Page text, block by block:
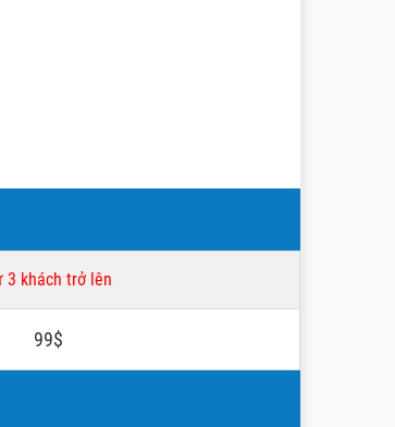
3 khách trở lên
99$